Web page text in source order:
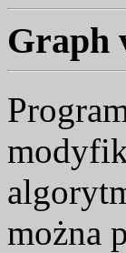
Graph
można